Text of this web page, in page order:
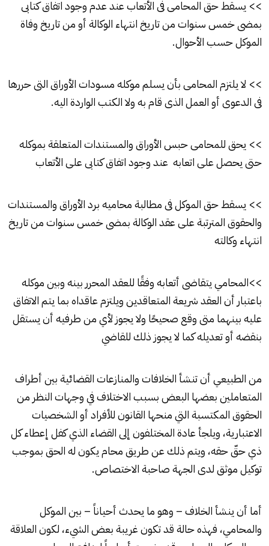
>> يسقط حق المحامى فى الأتعاب عند عدم وجود اتفاق كتابى
بمضى خمس سنوات من تاريخ انتهاء الوكالة أو من تاريخ وفاة
الموكل حسب الأحوال.
>> لا يلتزم المحامى بأن يسلم موكله مسودات الأوراق التى حررها
فى الدعوى أو العمل الذى قام به ولا الكتب الواردة اليه.
>> يحق للمحامى حبس الأوراق والمستندات المتعلقة بموكله
حتى يحصل على اتعابه عند وجود اتفاق كتابى على الأتعاب
>> يسقط حق الموكل فى مطالبة محاميه برد الأوراق والمستندات
والحقوق المترتبة على عقد الوكالة بمضى خمس سنوات من تاريخ
انتهاء وكالته
>>المحامي يتقاضى أتعابه وفقًا للعقد المحرر بينه وبين موكله
باعتبار أن العقد شريعة المتعاقدين ويلتزم عاقداه بما يتم الاتفاق
عليه بينهما متى وقع صحيحًا ولا يجوز لأي من طرفيه أن يستقل
بنقضه أو تعديله كما لا يجوز ذلك للقاضي
من الطبيعي أن تنشأ الخلافات والمنازعات القضائية بين أطراف
المتعاملين بعضها البعض بسبب الاختلاف في وجهات النظر من
الحقوق المكتسبة التي منحها القانون للأفراد أو الشخصيات
الاعتبارية، ويلجأ عادة المختلفون إلى القضاء الذي كفل إعطاء كل
ذي حقّ حقه، ويتم ذلك عن طريق محام يكون له الحق بموجب
توكيل موثق لدى الجهة صاحبة الاختصاص.
أما أن ينشأ الخلاف – وهو ما يحدث أحياناً – بين الموكل
والمحامي، فهذه حالة قد تكون غريبة بعض الشيء، لكون العلاقة